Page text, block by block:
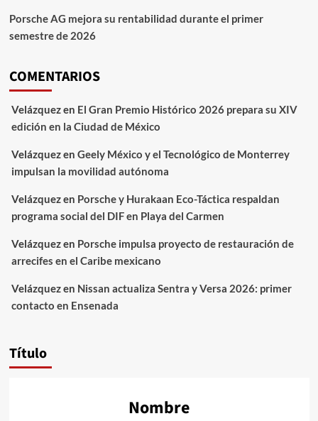
Porsche AG mejora su rentabilidad durante el primer
semestre de 2026
COMENTARIOS
Velázquezen El Gran Premio Histórico 2026 prepara su XIV
edición en la Ciudad de México
Velázquezen Geely México y el Tecnológico de Monterrey
impulsan la movilidad autónoma
Velázquezen Porsche y Hurakaan Eco-Táctica respaldan
programa social del DIF en Playa del Carmen
Velázquezen Porsche impulsa proyecto de restauración de
arrecifes en el Caribe mexicano
Velázquezen Nissan actualiza Sentra y Versa 2026: primer
contacto en Ensenada
Título
Nombre